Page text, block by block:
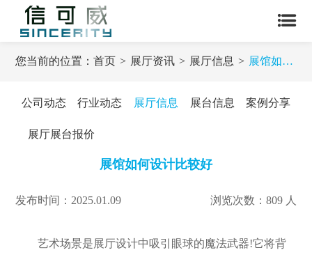
您当前的位置：首页 展厅资讯 展厅信息 展馆如何设计比较好
公司动态 行业动态 展厅信息 展台信息 案例分享
展厅展台报价
展馆如何设计比较好
发布时间：2025.01.09 浏览次数：809 人
艺术场景是展厅设计中吸引眼球的魔法武器!它将背